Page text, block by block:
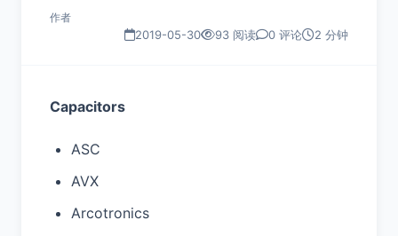
作者
2019-05-30 93 阅读 0 评论 2 分钟
Capacitors
ASC
AVX
Arcotronics